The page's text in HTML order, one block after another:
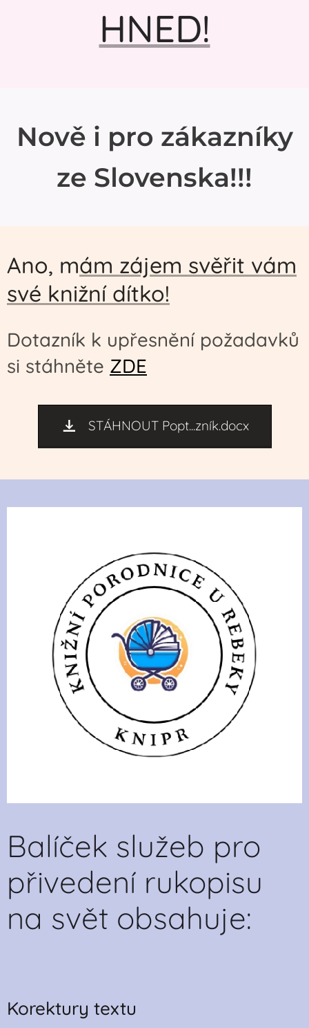
HNED!
Nově i pro zákazníky
ze Slovenska!!!
Ano, mám zájem svěřit vám
své knižní dítko!
Dotazník k upřesnění požadavků
si stáhněte ZDE
STÁHNOUT Popt...zník.docx
Balíček služeb pro
přivedení rukopisu
na svět obsahuje:
Korektury textu